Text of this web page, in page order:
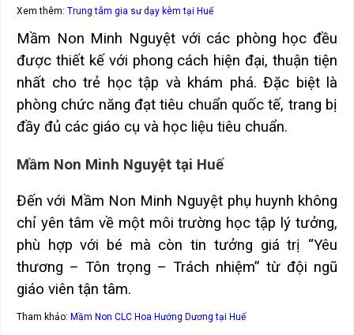
Xem thêm: Trung tâm gia sư dạy kèm tại Huế
Mầm Non Minh Nguyệt với các phòng học đều
được thiết kế với phong cách hiện đại, thuận tiện
nhất cho trẻ học tập và khám phá. Đặc biệt là
phòng chức năng đạt tiêu chuẩn quốc tế, trang bị
đầy đủ các giáo cụ và học liệu tiêu chuẩn.
Mầm Non Minh Nguyệt tại Huế
Đến với Mầm Non Minh Nguyệt phụ huynh không
chỉ yên tâm về một môi trường học tập lý tưởng,
phù hợp với bé mà còn tin tưởng giá trị “Yêu
thương – Tôn trọng – Trách nhiệm” từ đội ngũ
giáo viên tận tâm.
Tham khảo: Mầm Non CLC Hoa Hướng Dương tại Huế